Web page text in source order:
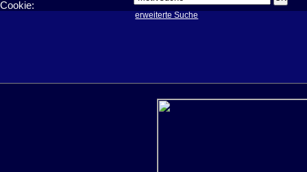
Cookie:
erweiterte Suche